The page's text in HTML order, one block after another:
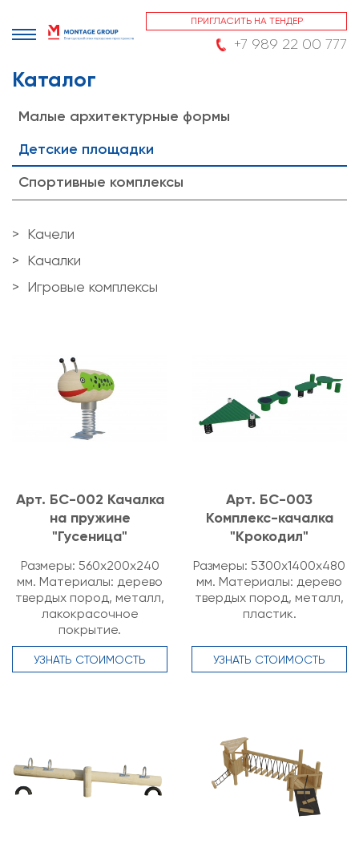
ПРИГЛАСИТЬ НА ТЕНДЕР
+7 989 22 00 777
Каталог
Малые архитектурные формы
Детские площадки
Спортивные комплексы
Качели
Качалки
Игровые комплексы
Арт. БС-002 Качалка
на пружине
"Гусеница"
Размеры: 560х200х240
мм. Материалы: дерево
твердых пород, металл,
лакокрасочное
покрытие.
УЗНАТЬ СТОИМОСТЬ
Арт. БС-003
Комплекс-качалка
"Крокодил"
Размеры: 5300х1400х480
мм. Материалы: дерево
твердых пород, металл,
пластик.
УЗНАТЬ СТОИМОСТЬ